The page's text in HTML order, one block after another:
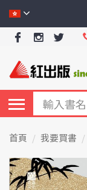
首頁 我要買書